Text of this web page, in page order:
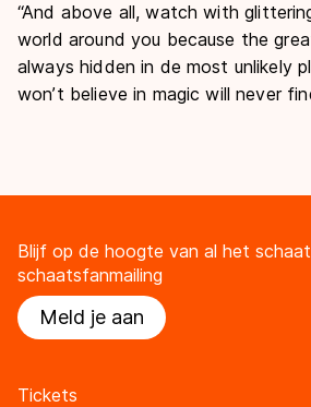
“And above all, watch with
world around you because the
always hidden in de most unlikely
won’t believe in magic will never
Blijf op de hoogte van al het
schaatsfanmailing
Meld je aan
Tickets